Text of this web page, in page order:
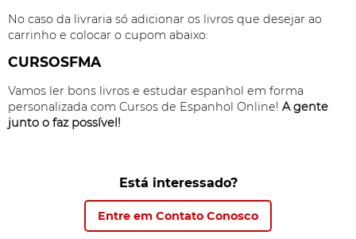
No caso da livraria só adicionar os livros que desejar ao
carrinho e colocar o cupom abaixo:
CURSOSFMA
Vamos ler bons livros e estudar espanhol em forma
personalizada com Cursos de Espanhol Online! A gente
junto o faz possível!
Está interessado?
Entre em Contato Conosco